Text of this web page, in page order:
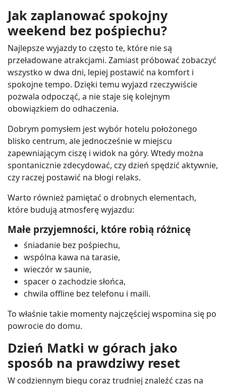
Jak zaplanować spokojny
weekend bez pośpiechu?
Najlepsze wyjazdy to często te, które nie są
przeładowane atrakcjami. Zamiast próbować zobaczyć
wszystko w dwa dni, lepiej postawić na komfort i
spokojne tempo. Dzięki temu wyjazd rzeczywiście
pozwala odpocząć, a nie staje się kolejnym
obowiązkiem do odhaczenia.
Dobrym pomysłem jest wybór hotelu położonego
blisko centrum, ale jednocześnie w miejscu
zapewniającym ciszę i widok na góry. Wtedy można
spontanicznie zdecydować, czy dzień spędzić aktywnie,
czy raczej postawić na błogi relaks.
Warto również pamiętać o drobnych elementach,
które budują atmosferę wyjazdu:
Małe przyjemności, które robią różnicę
śniadanie bez pośpiechu,
wspólna kawa na tarasie,
wieczór w saunie,
spacer o zachodzie słońca,
chwila offline bez telefonu i maili.
To właśnie takie momenty najczęściej wspomina się po
powrocie do domu.
Dzień Matki w górach jako
sposób na prawdziwy reset
W codziennym biegu coraz trudniej znaleźć czas na